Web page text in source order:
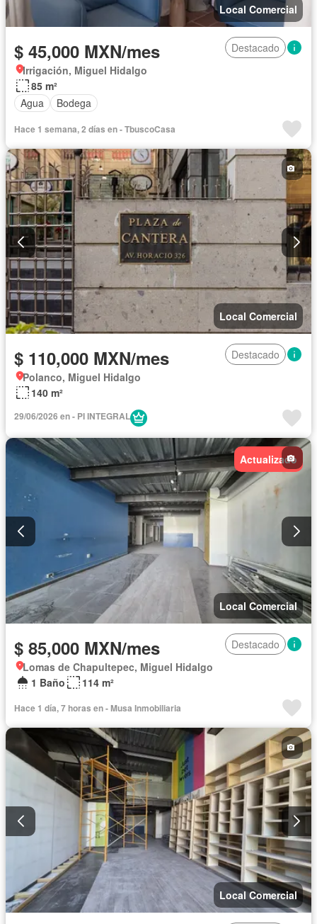
Local Comercial
$ 45,000 MXN/mes
Destacado
Irrigación, Miguel Hidalgo
85 m²
Agua
Bodega
Hace 1 semana, 2 días en - TbuscoCasa
Local Comercial
$ 110,000 MXN/mes
Destacado
Polanco, Miguel Hidalgo
140 m²
29/06/2026 en - PI INTEGRAL
Actualizado
Local Comercial
$ 85,000 MXN/mes
Destacado
Lomas de Chapultepec, Miguel Hidalgo
1 Baño
114 m²
Hace 1 día, 7 horas en - Musa Inmobiliaria
Local Comercial